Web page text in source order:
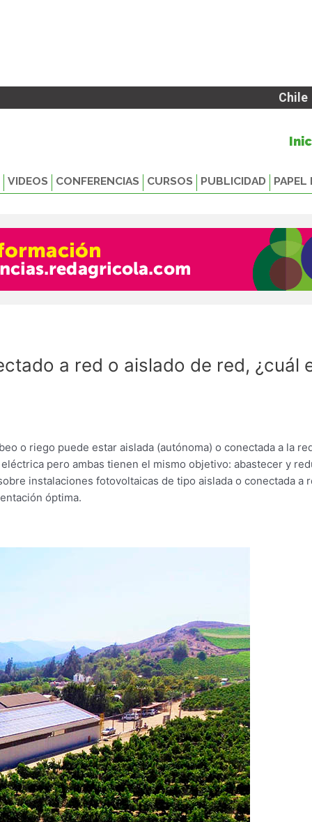
Chile
VIDEOS CONFERENCIAS CURSOS PUBLICIDAD PAPEL
a red o aislado de red, ¿cuál
o riego puede estar aislada (autónoma) o conectada a la
pero ambas tienen el mismo objetivo: abastecer y
instalaciones fotovoltaicas de tipo aislada o conectada a
óptima.